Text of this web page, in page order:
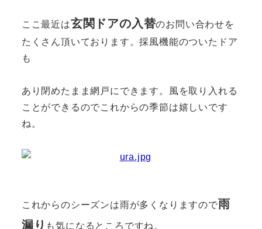
ここ最近は玄関ドアの入替のお問い合わせを
たくさん頂いております。採風機能のついたドア
も
あり閉めたまま網戸にできます。風を取り入れる
ことができるのでこれからの季節は嬉しいです
ね。
これからのシーズンは雨が多くなりますので雨
漏り も気になるところですね。